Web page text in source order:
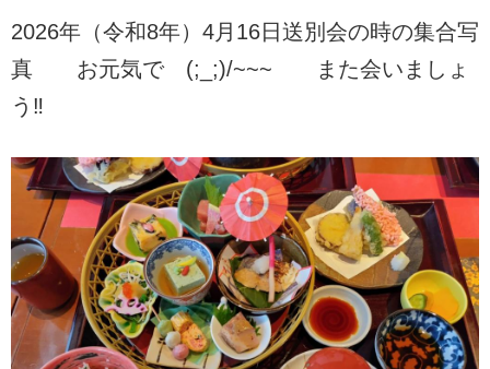
2026年（令和8年）4月16日送別会の時の集合写
真 お元気で (;_;)/~~~ また会いましょ
う‼